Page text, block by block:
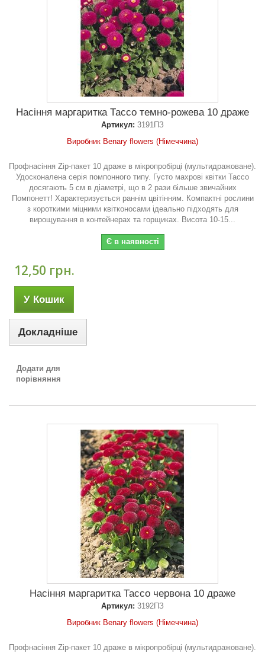
Насіння маргаритка Тассо темно-рожева 10 драже
Артикул: 3191ПЗ
Виробник Benary flowers (Німеччина)
Профнасіння Zip-пакет 10 драже в мікропробірці (мультидражоване).
Удосконалена серія помпонного типу. Густо махрові квітки Тассо
досягають 5 см в діаметрі, що в 2 рази більше звичайних
Помпонетт! Характеризується раннім цвітінням. Компактні рослини
з короткими міцними квітконосами ідеально підходять для
вирощування в контейнерах та горщиках. Висота 10-15...
Є в наявності
12,50 грн.
У Кошик
Докладніше
Додати для
порівняння
Насіння маргаритка Тассо червона 10 драже
Артикул: 3192ПЗ
Виробник Benary flowers (Німеччина)
Профнасіння Zip-пакет 10 драже в мікропробірці (мультидражоване).